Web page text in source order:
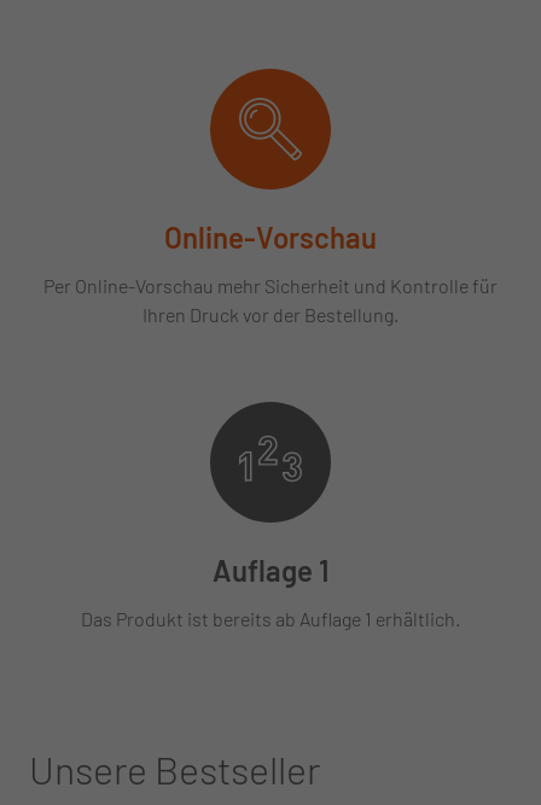
Online-Vorschau
Per Online-Vorschau mehr Sicherheit und Kontrolle für
Ihren Druck vor der Bestellung.
Auflage 1
Das Produkt ist bereits ab Auflage 1 erhältlich.
Unsere Bestseller